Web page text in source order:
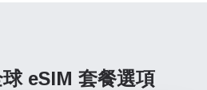
eSIM 套餐選項